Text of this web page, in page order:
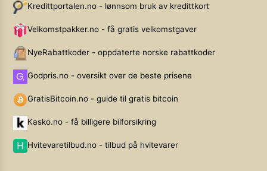
Kredittportalen.no - lønnsom bruk av kredittkort
Velkomstpakker.no - få gratis velkomstgaver
NyeRabattkoder - oppdaterte norske rabattkoder
Godpris.no - oversikt over de beste prisene
GratisBitcoin.no - guide til gratis bitcoin
Kasko.no - få billigere bilforsikring
Hvitevaretilbud.no - tilbud på hvitevarer